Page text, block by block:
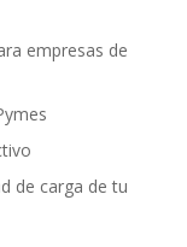
empresas de
de carga de tu